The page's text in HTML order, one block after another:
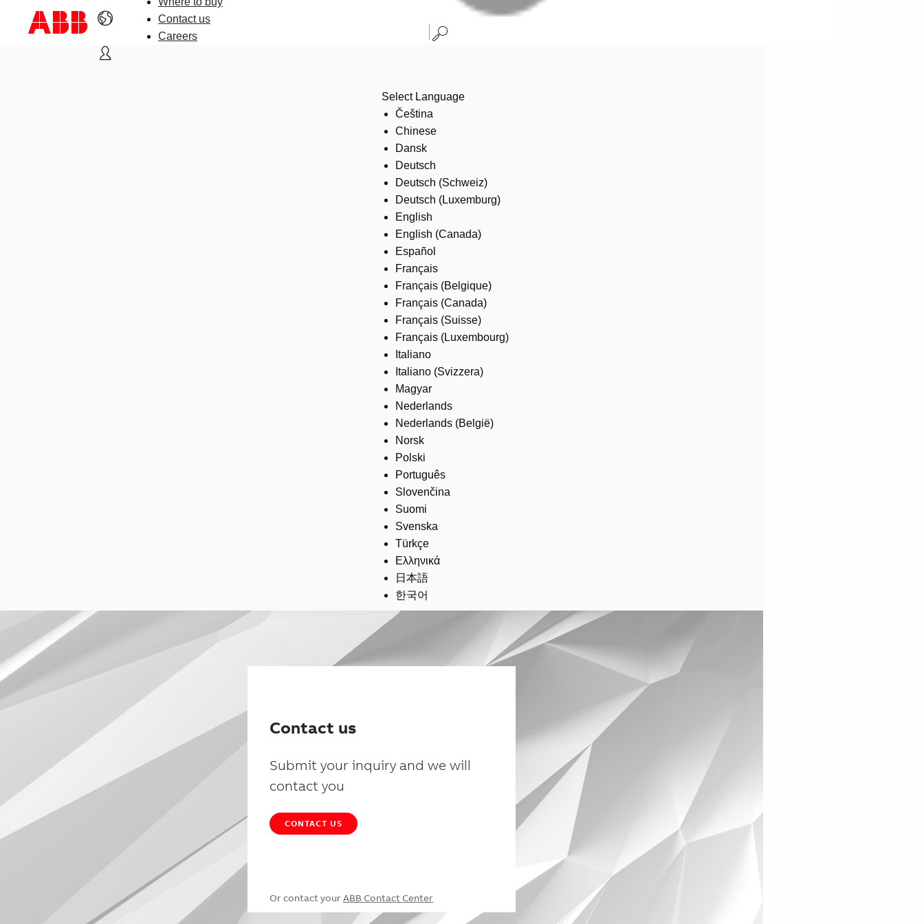
Contact us
Careers
Select Language
Čeština
Chinese
Dansk
Deutsch
Deutsch (Schweiz)
Deutsch (Luxemburg)
English
English (Canada)
Español
Français
Français (Belgique)
Français (Canada)
Français (Suisse)
Français (Luxembourg)
Italiano
Italiano (Svizzera)
Magyar
Nederlands
Nederlands (België)
Norsk
Polski
Português
Slovenčina
Suomi
Svenska
Türkçe
Ελληνικά
日本語
한국어
Contact us
Submit your inquiry and we will
contact you
CONTACT US
Or contact your ABB Contact Center